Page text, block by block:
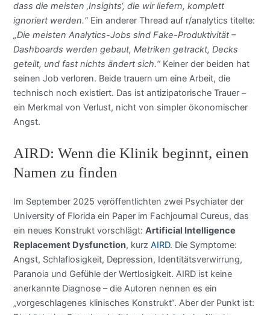
dass die meisten ‚Insights‘, die wir liefern, komplett
ignoriert werden.“ Ein anderer Thread auf r/analytics titelte:
„Die meisten Analytics-Jobs sind Fake-Produktivität –
Dashboards werden gebaut, Metriken getrackt, Decks
geteilt, und fast nichts ändert sich.“ Keiner der beiden hat
seinen Job verloren. Beide trauern um eine Arbeit, die
technisch noch existiert. Das ist antizipatorische Trauer –
ein Merkmal von Verlust, nicht von simpler ökonomischer
Angst.
AIRD: Wenn die Klinik beginnt, einen
Namen zu finden
Im September 2025 veröffentlichten zwei Psychiater der
University of Florida ein Paper im Fachjournal Cureus, das
ein neues Konstrukt vorschlägt:Artificial Intelligence
Replacement Dysfunction, kurzAIRD. Die Symptome:
Angst, Schlaflosigkeit, Depression, Identitätsverwirrung,
Paranoia und Gefühle der Wertlosigkeit. AIRD ist keine
anerkannte Diagnose – die Autoren nennen es ein
„vorgeschlagenes klinisches Konstrukt“. Aber der Punkt ist: